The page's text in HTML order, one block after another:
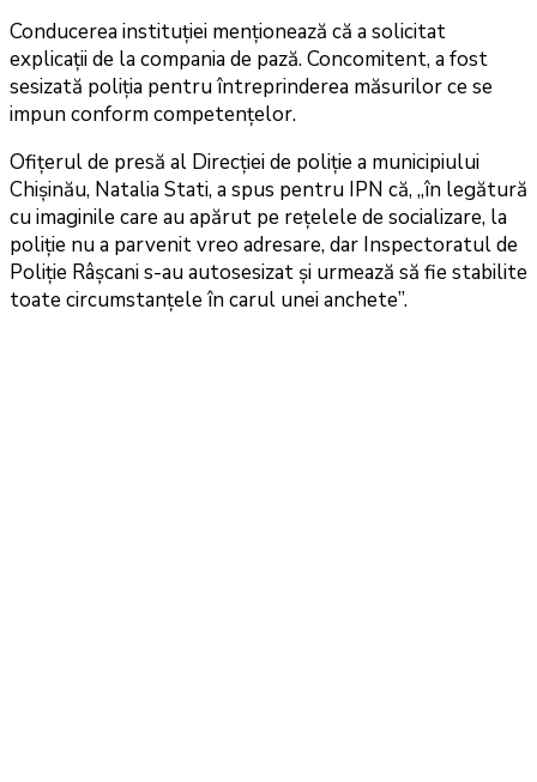
Conducerea instituției menționează că a solicitat
explicații de la compania de pază. Concomitent, a fost
sesizată poliția pentru întreprinderea măsurilor ce se
impun conform competențelor.
Ofițerul de presă al Direcției de poliție a municipiului
Chișinău, Natalia Stati, a spus pentru IPN că, „în legătură
cu imaginile care au apărut pe rețelele de socializare, la
poliție nu a parvenit vreo adresare, dar Inspectoratul de
Poliție Râșcani s-au autosesizat și urmează să fie stabilite
toate circumstanțele în carul unei anchete”.